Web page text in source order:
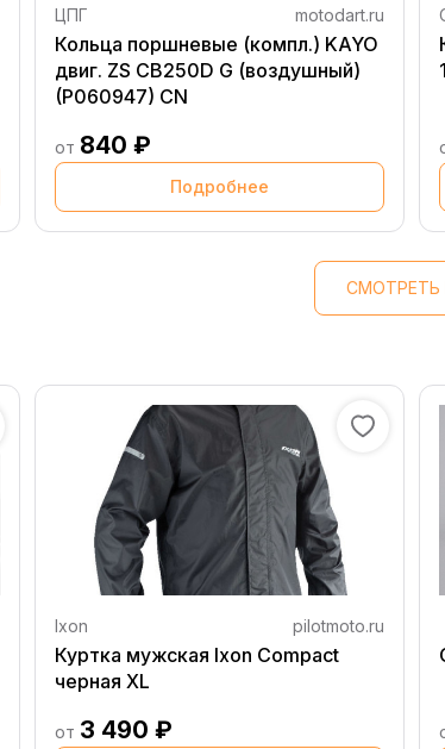
ЦПГ motodart.ru
Кольца поршневые (компл.) KAYO
двиг. ZS CB250D G (воздушный)
(P060947) CN
от 840 ₽
Подробнее
СМОТРЕТЬ
Ixon pilotmoto.ru
Куртка мужская Ixon Compact
черная XL
от 3 490 ₽